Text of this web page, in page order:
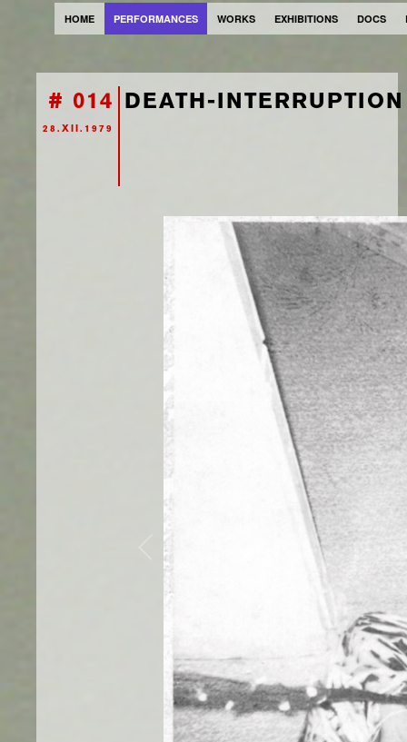
HOME PERFORMANCES WORKS EXHIBITIONS DOCS
# 014
28.XII.1979
DEATH-